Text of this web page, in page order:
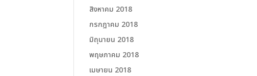
สิงหาคม 2018
กรกฎาคม 2018
มิถุนายน 2018
พฤษภาคม 2018
เมษายน 2018